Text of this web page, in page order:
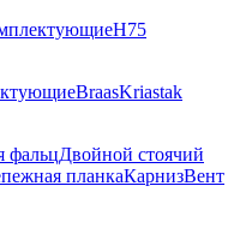
Н75
BraasKriastak
фальцДвойной стоячий
планкаКарнизВент